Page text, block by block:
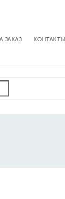
ЗАКАЗ КОНТАКТЫ